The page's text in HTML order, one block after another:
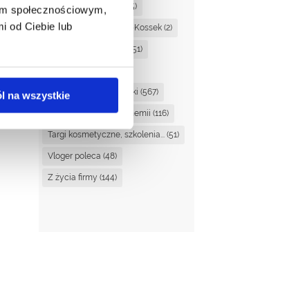
społecznościowym,
od Ciebie lub
na wszystkie
Martyna Sudowska (25)
Monika Orzechowska-Kossek (2)
(51)
Noemi Drescher(1)
Pielęgnacja i kosmetyki (567)
Surowce i szczypta chemii (116)
Targi kosmetyczne, szkolenia... (51)
Vloger poleca (48)
Z życia firmy (144)